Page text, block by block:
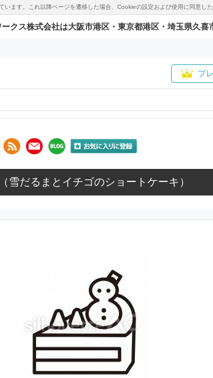
ます。これ以降ページを遷移した場合、Cookieの設定および使用に同意し
クス株式会社は大阪市港区・東京都港区・埼玉県久喜
プ
雪だるまとイチゴのショートケーキ）